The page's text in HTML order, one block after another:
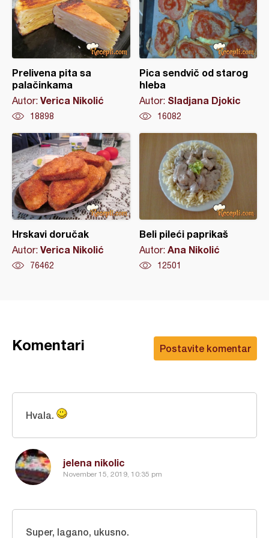
Prelivena pita sa
palačinkama
Autor: Verica Nikolić
18898
Pica sendvič od starog
hleba
Autor: Sladjana Djokic
16082
Hrskavi doručak
Autor: Verica Nikolić
76462
Beli pileći paprikaš
Autor: Ana Nikolić
12501
Postavite komentar
Komentari
jelena nikolic
November 15, 2019, 10:35 pm
Hvala.
Super, lagano, ukusno.